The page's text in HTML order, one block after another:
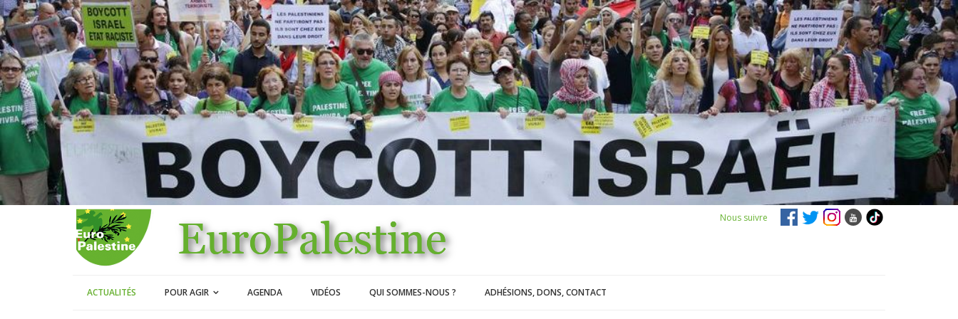
Nous suivre
ACTUALITÉS POUR AGIR AGENDA VIDÉOS QUI SOMMES-NOUS ? ADHÉSIONS, DONS, CONTACT